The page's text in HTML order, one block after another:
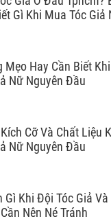
Gì Khi Mua Tóc Giả
Mẹo Hay Cần Biết
Nữ Nguyên Đầu
Cỡ Và Chất Liệu
Nữ Nguyên Đầu
Gì Khi Đội Tóc Giả
Nên Né Tránh